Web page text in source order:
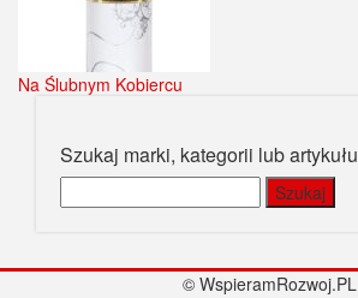
Na Ślubnym Kobiercu
Szukaj marki, kategorii lub artykułu
© WspieramRozwoj.PL